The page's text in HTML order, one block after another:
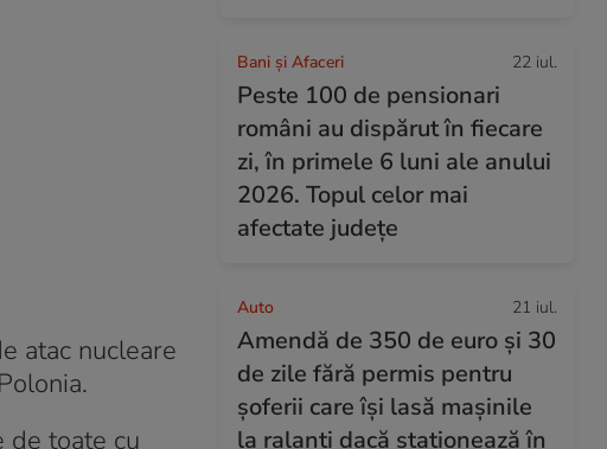
atac nucleare
de toate cu
Bani și Afaceri 22 iul.
Peste 100 de pensionari
români au dispărut în fiecare
zi, în primele 6 luni ale anului
2026. Topul celor mai
afectate județe
Auto 21 iul.
Amendă de 350 de euro și 30
de zile fără permis pentru
șoferii care își lasă mașinile
la ralanti dacă staționează în